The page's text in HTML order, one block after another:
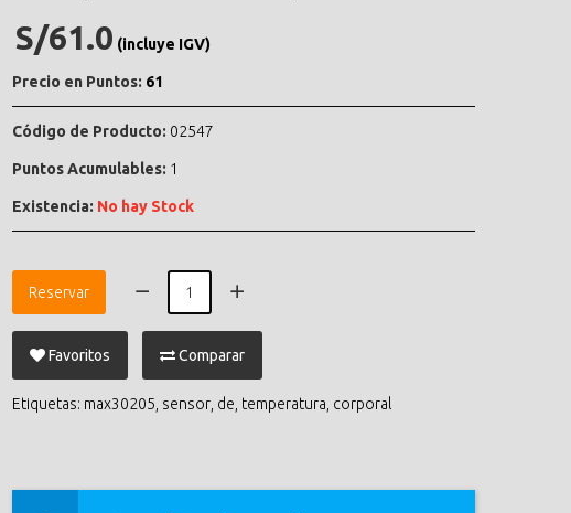
S/61.0 (incluye IGV)
Precio en Puntos: 61
Código de Producto: 02547
Puntos Acumulables: 1
Existencia: No hay Stock
Reservar
Favoritos Comparar
Etiquetas: max30205 sensor de temperatura corporal